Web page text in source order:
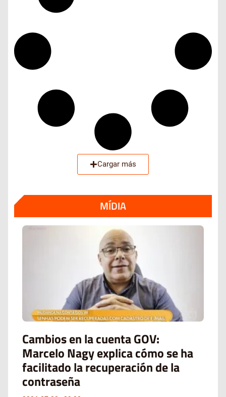
Cargar más
MÍDIA
Cambios en la cuenta GOV:
Marcelo Nagy explica cómo se ha
facilitado la recuperación de la
contraseña